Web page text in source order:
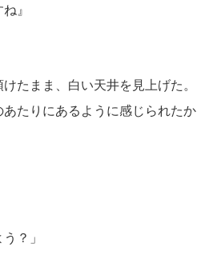
』
たまま、白い天井を見上げた。
たりにあるように感じられたか
？」